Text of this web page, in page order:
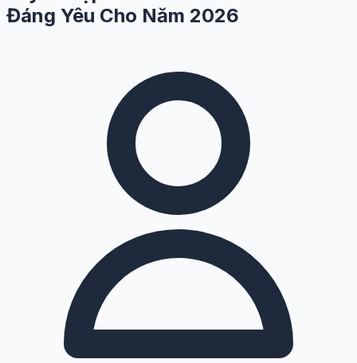
Đáng Yêu Cho Năm 2026